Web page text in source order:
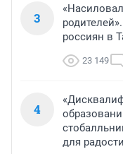
3
россиян в
23 149
4
для радости